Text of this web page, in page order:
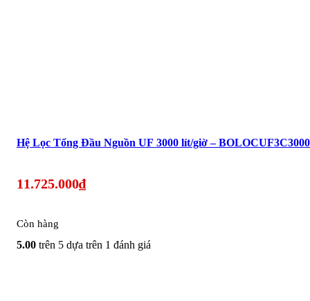
Hệ Lọc Tổng Đầu Nguồn UF 3000 lít/giờ –
11.725.000₫
Còn hàng
5.00 trên 5 dựa trên 1 đánh giá